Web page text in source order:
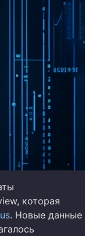
которая
. Новые данные